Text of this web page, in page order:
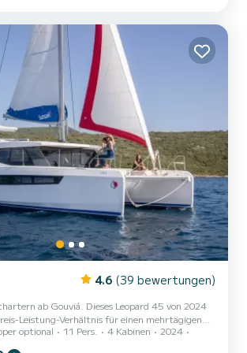
mit Dusche ausgestattet. Zöge...
4.6 (39 bewertungen)
ab Gouviá. Dieses Leopard 45 von 2024
Leistung-Verhältnis für einen mehrtägigen
Kabinen mit allem
von 11 Personen. Mit einer
optional 11 Pers. 4 Kabinen
2024